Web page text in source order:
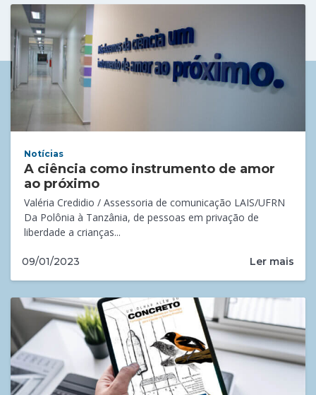
Notícias
A ciência como instrumento de amor
ao próximo
Valéria Credidio / Assessoria de comunicação LAIS/UFRN
Da Polônia à Tanzânia, de pessoas em privação de
liberdade a crianças...
09/01/2023 Ler mais